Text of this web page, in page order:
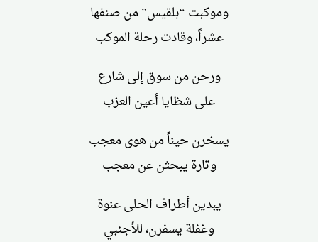
وموكبت “بلقيس” من صنفها
عشراً، وقادت رحلة الموكب
ورحن من سوق إلى شارع
على شظايا أعين العزب
يسخرن حيناً من هوى معجب
وتارة يبحثن عن معجب
يبدين أطراف الحلى عنوة
وغفلة يسفرن، للأجنبي